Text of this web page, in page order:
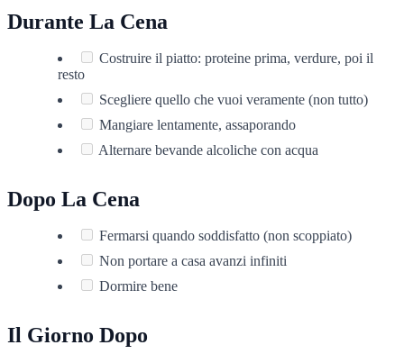
Durante La Cena
Costruire il piatto: proteine prima, verdure, poi il
resto
Scegliere quello che vuoi veramente (non tutto)
Mangiare lentamente, assaporando
Alternare bevande alcoliche con acqua
Dopo La Cena
Fermarsi quando soddisfatto (non scoppiato)
Non portare a casa avanzi infiniti
Dormire bene
Il Giorno Dopo